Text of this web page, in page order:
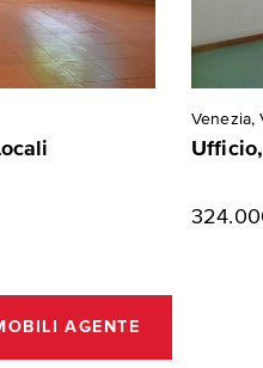
Venezia,
AGENTE